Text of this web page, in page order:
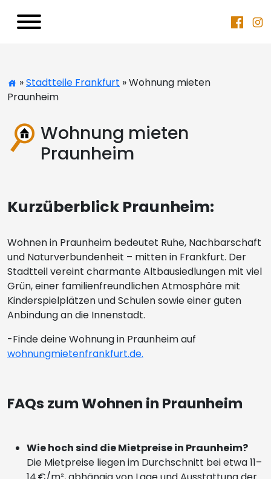
»Stadtteile Frankfurt » Wohnung mieten
Praunheim
Wohnung mieten
Praunheim
Kurzüberblick Praunheim:
Wohnen in Praunheim bedeutet Ruhe, Nachbarschaft
und Naturverbundenheit – mitten in Frankfurt. Der
Stadtteil vereint charmante Altbausiedlungen mit viel
Grün, einer familienfreundlichen Atmosphäre mit
Kinderspielplätzen und Schulen sowie einer guten
Anbindung an die Innenstadt.
-Finde deine Wohnung in Praunheim auf
wohnungmietenfrankfurt.de.
FAQs zum Wohnen in Praunheim
Wie hoch sind die Mietpreise in Praunheim?
Die Mietpreise liegen im Durchschnitt bei etwa 11–